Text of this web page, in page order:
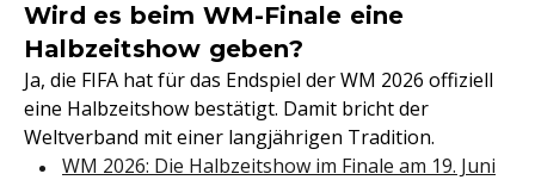
Wird es beim WM-Finale eine
Halbzeitshow geben?
Ja, die FIFA hat für das Endspiel der WM 2026 offiziell
eine Halbzeitshow bestätigt. Damit bricht der
Weltverband mit einer langjährigen Tradition.
WM 2026: Die Halbzeitshow im Finale am 19. Juni